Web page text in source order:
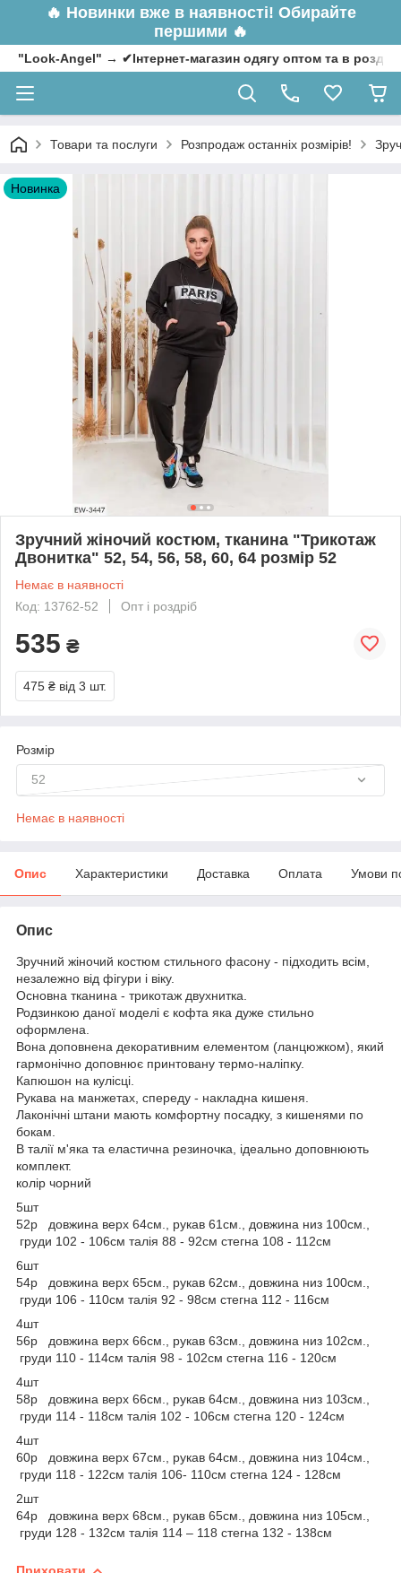
🔥 Новинки вже в наявності! Обирайте
першими 🔥
"Look-Angel" → ✔Інтернет-магазин одягу оптом та в
Товари та послуги Розпродаж останніх розмірів!
Новинка
Зручний жіночий костюм, тканина "Трикотаж
Двонитка" 52, 54, 56, 58, 60, 64 розмір 52
Немає в наявності
Код: 13762-52
Опт і роздріб
535 ₴
475 ₴ від 3 шт.
Розмір
52
Немає в наявності
Опис Характеристики Доставка Оплата Умови
Опис
Зручний жіночий костюм стильного фасону - підходить всім,
незалежно від фігури і віку.
Основна тканина - трикотаж двухнитка.
Родзинкою даної моделі є кофта яка дуже стильно
оформлена.
Вона доповнена декоративним елементом (ланцюжком), який
гармонічно доповнює принтовану термо-наліпку.
Капюшон на кулісці.
Рукава на манжетах, спереду - накладна кишеня.
Лаконічні штани мають комфортну посадку, з кишенями по
бокам.
В талії м'яка та еластична резиночка, ідеально доповнюють
комплект.
колір чорний
5шт
52р довжина верх 64см., рукав 61см., довжина низ 100см.,
груди 102 - 106см талія 88 - 92см стегна 108 - 112см
6шт
54р довжина верх 65см., рукав 62см., довжина низ 100см.,
груди 106 - 110см талія 92 - 98см стегна 112 - 116см
4шт
56р довжина верх 66см., рукав 63см., довжина низ 102см.,
груди 110 - 114см талія 98 - 102см стегна 116 - 120см
4шт
58р довжина верх 66см., рукав 64см., довжина низ 103см.,
груди 114 - 118см талія 102 - 106см стегна 120 - 124см
4шт
60р довжина верх 67см., рукав 64см., довжина низ 104см.,
груди 118 - 122см талія 106- 110см стегна 124 - 128см
2шт
64р довжина верх 68см., рукав 65см., довжина низ 105см.,
груди 128 - 132см талія 114 – 118 стегна 132 - 138см
Приховати